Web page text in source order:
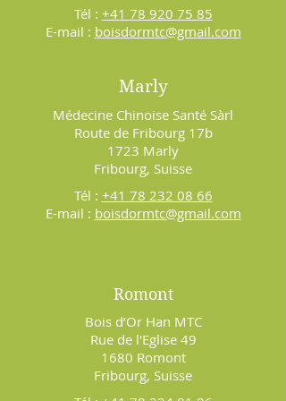
Tél : +41 78 920 75 85
E-mail : boisdormtc@gmail.com
Marly
Médecine Chinoise Santé Sàrl
Route de Fribourg 17b
1723 Marly
Fribourg, Suisse
Tél : +41 78 232 08 66
E-mail : boisdormtc@gmail.com
Romont
Bois d’Or Han MTC
Rue de l'Eglise 49
1680 Romont
Fribourg, Suisse